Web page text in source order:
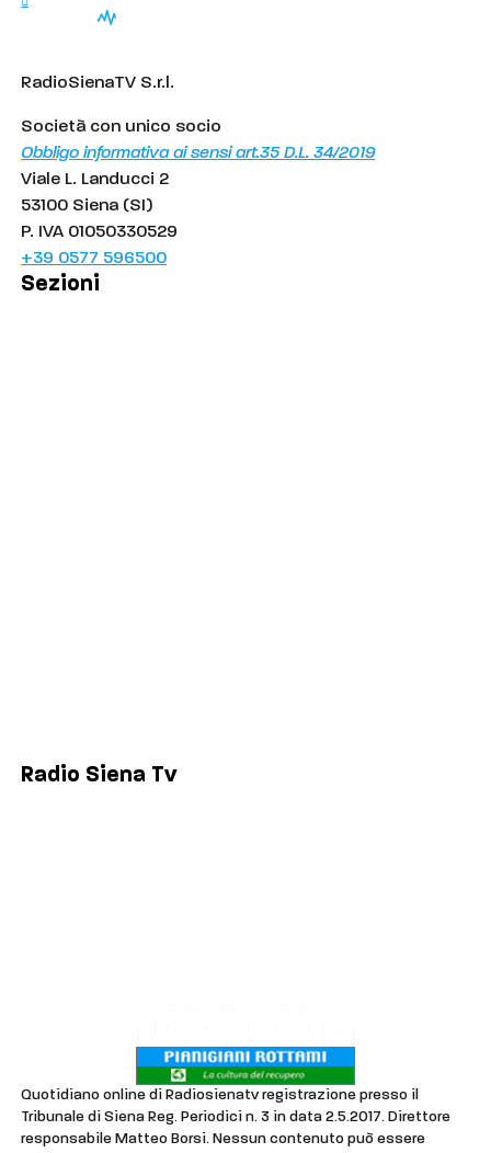
RadioSienaTV S.r.l.
Società con unico socio
Obbligo informativa ai sensi art.35 D.L. 34/2019
Viale L. Landucci 2
53100 Siena (SI)
P. IVA 01050330529
+39 0577 596500
Sezioni
Radio Siena Tv
Quotidiano online di Radiosienatv registrazione presso il
Tribunale di Siena Reg. Periodici n. 3 in data 2.5.2017. Direttore
responsabile Matteo Borsi. Nessun contenuto può essere